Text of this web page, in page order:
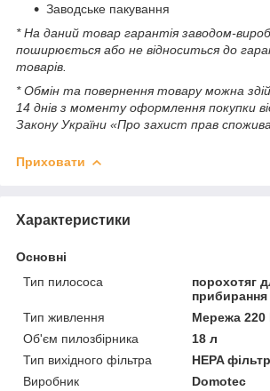
Заводське пакування
* На даний товар гарантія заводом-
поширюється або не відноситься до
товарів.
* Обмін та повернення товару можна
14 днів з моменту оформлення покупки
Закону України «Про захист прав
Приховати
Характеристики
Основні
Тип пилососа
порохотяг
прибирання
Тип живлення
Мережа 220
Об'єм пилозбірника
18 л
Тип вихідного фільтра
HEPA
Виробник
Domotec